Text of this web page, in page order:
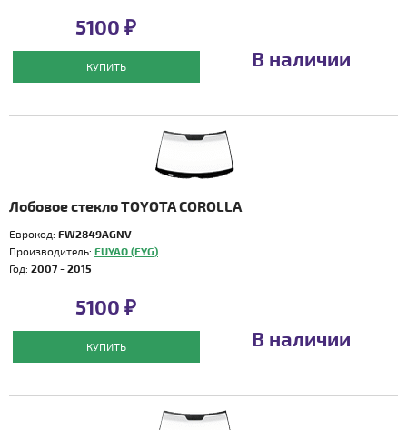
5100 ₽
КУПИТЬ В наличии
Лобовое стекло TOYOTA COROLLA
Еврокод: FW2849AGNV
Производитель: FUYAO (FYG)
Год: 2007 - 2015
5100 ₽
КУПИТЬ В наличии